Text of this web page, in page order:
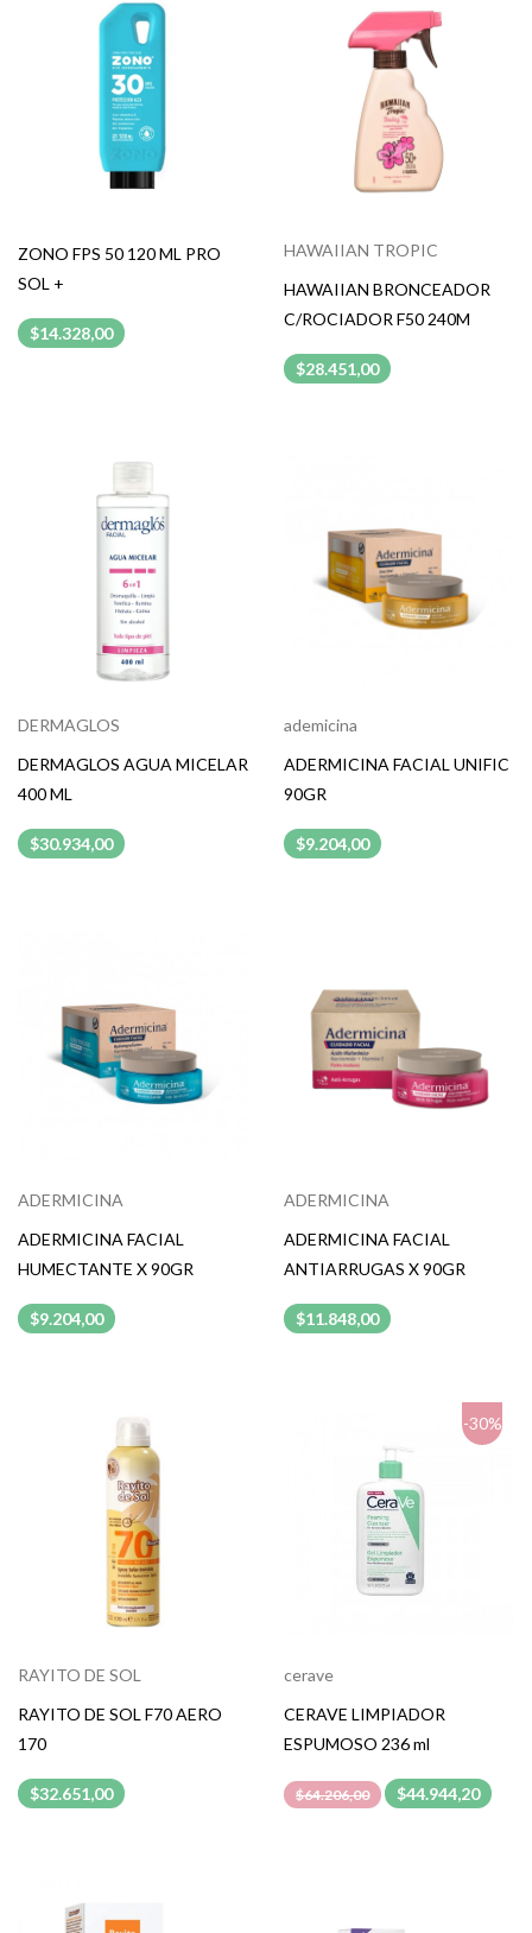
ZONO FPS 50 120 ML PRO
SOL +
$14.328,00
HAWAIIAN TROPIC
HAWAIIAN BRONCEADOR
C/ROCIADOR F50 240M
$28.451,00
DERMAGLOS
DERMAGLOS AGUA MICELAR
400 ML
$30.934,00
ademicina
ADERMICINA FACIAL UNIFIC
90GR
$9.204,00
ADERMICINA
ADERMICINA FACIAL
HUMECTANTE X 90GR
$9.204,00
ADERMICINA
ADERMICINA FACIAL
ANTIARRUGAS X 90GR
$11.848,00
RAYITO DE SOL
RAYITO DE SOL F70 AERO
170
$32.651,00
-30%
cerave
CERAVE LIMPIADOR
ESPUMOSO 236 ml
$64.206,00 $44.944,20